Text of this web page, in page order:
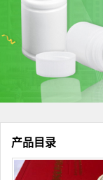
产品目录